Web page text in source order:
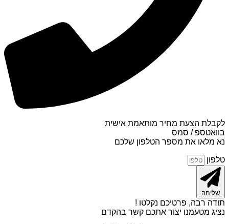
לקבלת הצעת מחיר מותאמת אישית
בוואטספ / סמס
נא מלאו את מספר הטלפון שלכם
טלפון
שליחה
תודה רבה, פרטיכם נקלטו !
נציג מטעמנו יצור אתכם קשר בהקדם